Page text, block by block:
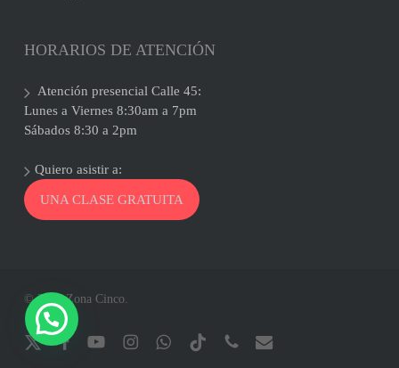
HORARIOS DE ATENCIÓN
Atención presencial Calle 45:
Lunes a Viernes 8:30am a 7pm
Sábados 8:30 a 2pm
Quiero asistir a:
UNA CLASE GRATUITA
© 2026 Zona Cinco.
x-
facebookyoutubeinstagramwhatsapptiktok phone email